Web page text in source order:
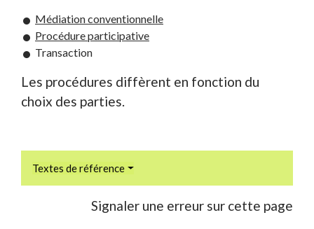
Médiation conventionnelle
Procédure participative
Transaction
Les procédures diffèrent en fonction du
choix des parties.
Textes de référence
Signaler une erreur sur cette page